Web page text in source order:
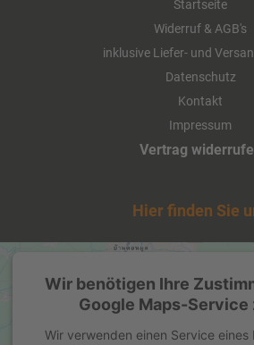
Details
St. Leonhards Quelle
Liter (Glas/
Startseite
Widerruf & AGB's
inklusive Liefer- und
Datenschutz
Kontakt
Impressum
Vertrag
Hier finden Sie
Wir benötigen Ihre
Google Maps-Service
Wir verwenden einen Service